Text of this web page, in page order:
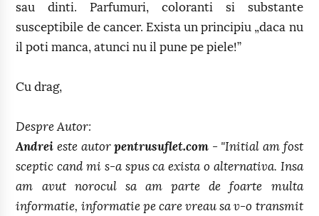
sau dinti. Parfumuri, coloranti si substante
susceptibile de cancer. Exista un principiu „daca nu
il poti manca, atunci nu il pune pe piele!”
Cu drag,
Despre Autor:
Andrei este autorpentrusuflet.com - "Initial am fost
sceptic cand mi s-a spus ca exista o alternativa. Insa
am avut norocul sa am parte de foarte multa
informatie, informatie pe care vreau sa v-o transmit